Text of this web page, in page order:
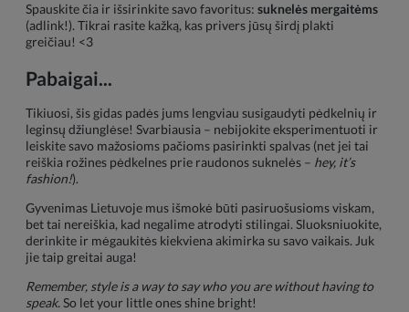
Spauskite čia ir išsirinkite savo favoritus: suknelės mergaitėms
(adlink!). Tikrai rasite kažką, kas privers jūsų širdį plakti
greičiau! <3
Pabaigai...
Tikiuosi, šis gidas padės jums lengviau susigaudyti pėdkelnių ir
leginsų džiunglėse! Svarbiausia – nebijokite eksperimentuoti ir
leiskite savo mažosioms pačioms pasirinkti spalvas (net jei tai
reiškia rožines pėdkelnes prie raudonos suknelės – hey, it’s
fashion!).
Gyvenimas Lietuvoje mus išmokė būti pasiruošusioms viskam,
bet tai nereiškia, kad negalime atrodyti stilingai. Sluoksniuokite,
derinkite ir mėgaukitės kiekviena akimirka su savo vaikais. Juk
jie taip greitai auga!
Remember, style is a way to say who you are without having to
speak.So let your little ones shine bright!